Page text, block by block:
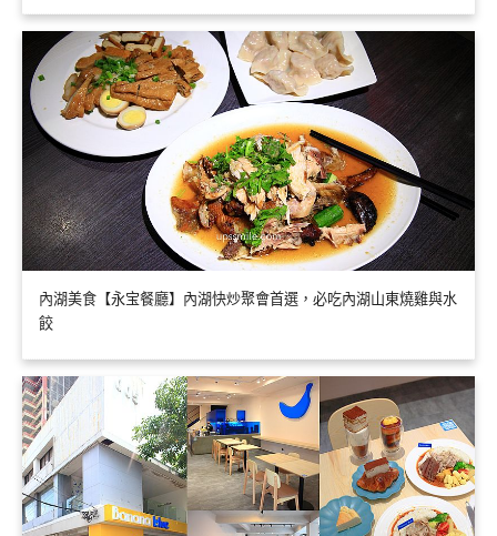
內湖美食【永宝餐廳】內湖快炒聚會首選，必吃內湖山東燒雞與水
餃